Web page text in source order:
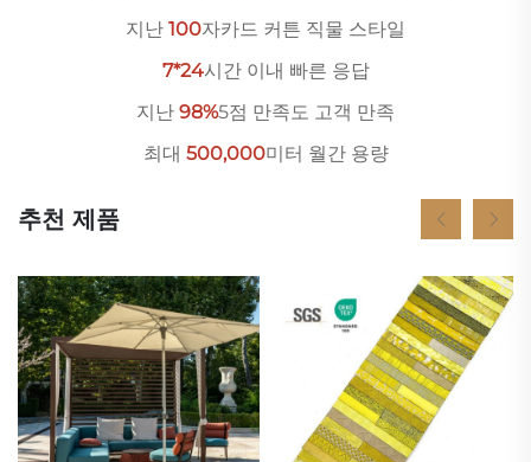
지난 100자카드 커튼 직물 스타일
7*24시간 이내 빠른 응답
지난 98%5점 만족도 고객 만족
최대 500,000미터 월간 용량
추천 제품